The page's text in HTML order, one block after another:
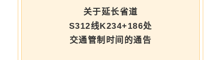
关于延长省道
S312线K234+186处
交通管制时间的通告